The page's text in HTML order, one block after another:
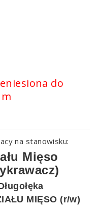
do
na stanowisku:
Mięso
MIĘSO (r/w)